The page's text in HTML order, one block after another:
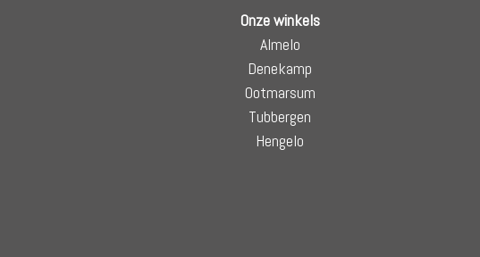
Onze winkels
Almelo
Denekamp
Ootmarsum
Tubbergen
Hengelo